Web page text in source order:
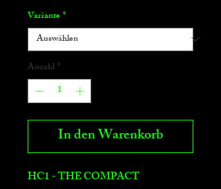
Variante*
Anzahl*
In den Warenkorb
HC1 - THE COMPACT